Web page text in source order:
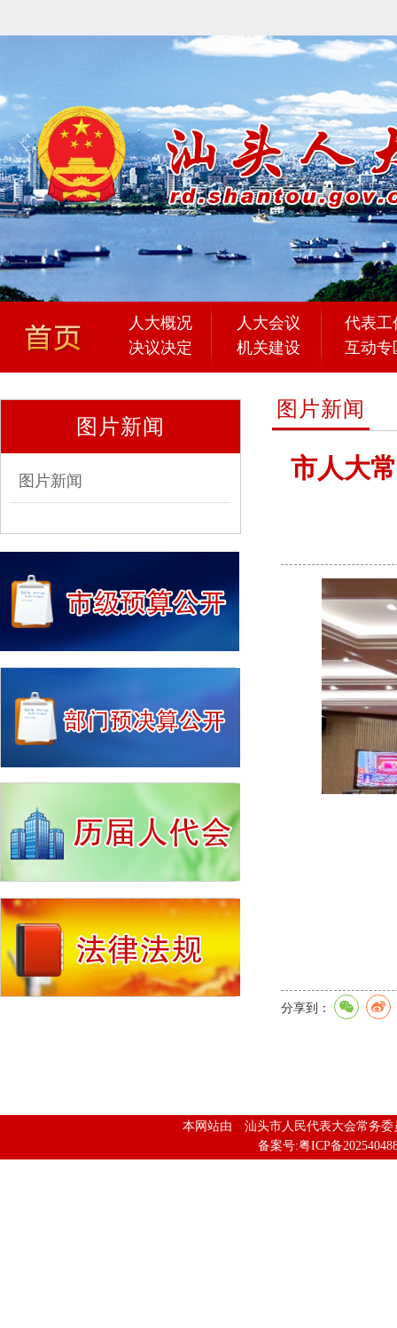
人大概况 人大会议
代表工
决议决定
机关建设 互动专
图片新闻
图片新闻
图片新闻
市人大
分享到：
本网站由 汕头市人民代表大会常务
备案号:粤ICP备